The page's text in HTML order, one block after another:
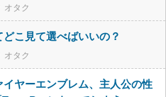
オタク
こ見て選べばいいの？
オタク
イヤーエンブレム、主人公の性